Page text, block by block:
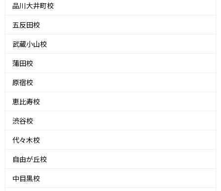
品川大井町校
五反田校
武蔵小山校
蒲田校
原宿校
恵比寿校
渋谷校
代々木校
自由が丘校
中目黒校